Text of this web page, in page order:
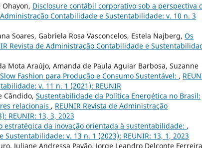
Disclosure contábil corporativo sob a perspectiva
Administração Contabilidade e Sustentabilidade: v. 10 n. 3
Soares, Gabriela Rosa Vasconcelos, Estela Najberg, Os
Revista de Administração Contabilidade e
Mota Araújo, Amanda de Paula Aguiar Barbosa, Suzanne
Fashion para Produção e Consumo Sustentável: ,
v. 11 n. 1 (2021): REUNIR
Cândido, Sustentabilidade da Política Energética no Brasil:
relacionais , REUNIR Revista de Administração
REUNIR: 13, 3, 2023
estratégica da inovação orientada à sustentabilidade: ,
v. 13 n. 1 (2023): REUNIR: 13, 1, 2023
Juliane Andressa Pavão, Jorge Leandro Delconte